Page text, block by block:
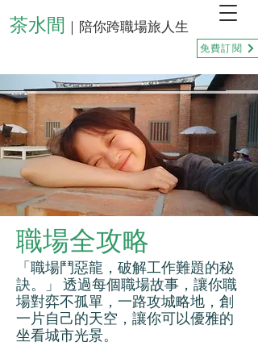
茶水間 ｜陪你跨職場旅人生
免費訂閱
職場全攻略
「職場鬥惡龍，破解工作難題的秘
訣。」 透過每個職場故事，讓你職
場對弈不孤單，一路攻城略地，創
一片自己的天空，讓你可以優雅的
坐看城市光景。